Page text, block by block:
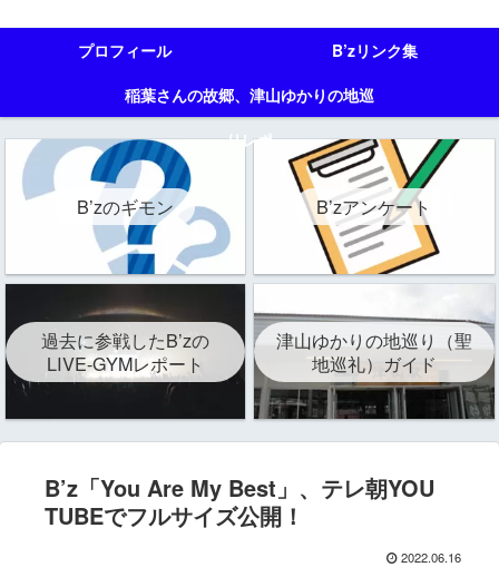
プロフィール
B’zリンク集
稲葉さんの故郷、津山ゆかりの地巡
りレポ
B’zのギモン B’zアンケート
過去に参戦したB’zの
LIVE-GYMレポート
津山ゆかりの地巡り（聖
地巡礼）ガイド
B’z「You Are My Best」、テレ朝YOU
TUBEでフルサイズ公開！
2022.06.16